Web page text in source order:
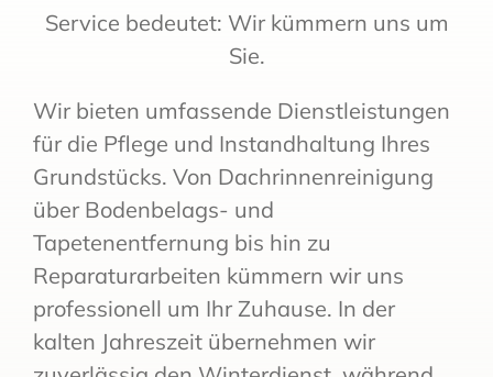
Service bedeutet: Wir kümmern uns um
Sie.
Wir bieten umfassende Dienstleistungen
für die Pflege und Instandhaltung Ihres
Grundstücks. Von Dachrinnenreinigung
über Bodenbelags- und
Tapetenentfernung bis hin zu
Reparaturarbeiten kümmern wir uns
professionell um Ihr Zuhause. In der
kalten Jahreszeit übernehmen wir